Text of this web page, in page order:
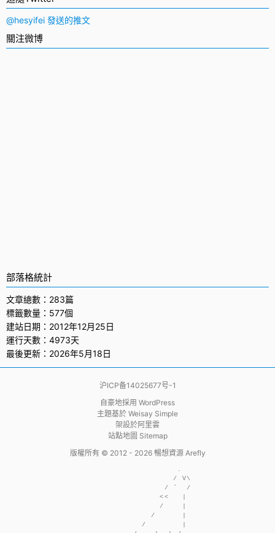
@hesyifei 發送的推文
關注微博
部落格統計
文章總數：283篇
標籤數量：577個
建站日期：2012年12月25日
運行天數：4973天
最後更新：2026年5月18日
沪ICP备14025677号-1
自豪地採用 WordPress
主題基於 Weisay Simple
架設於阿里雲
站點地圖 Sitemap
版權所有 © 2012 - 2026 暢想資源 Arefly
                     .
                    / V\
                  / `  /
                 <<   |
                 /    |
               /      |
             /        |